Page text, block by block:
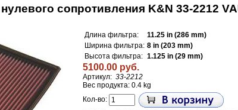
сопротивления K&N 33-2212
Длина фильтра:
11.25 in (286 mm)
Ширина фильтра: 8 in (203 mm)
Высота фильтра: 1.125 in (29 mm)
5100.00 руб.
Артикул: 33-2212
Вес продукта: 0.4 kg
Кол-во: